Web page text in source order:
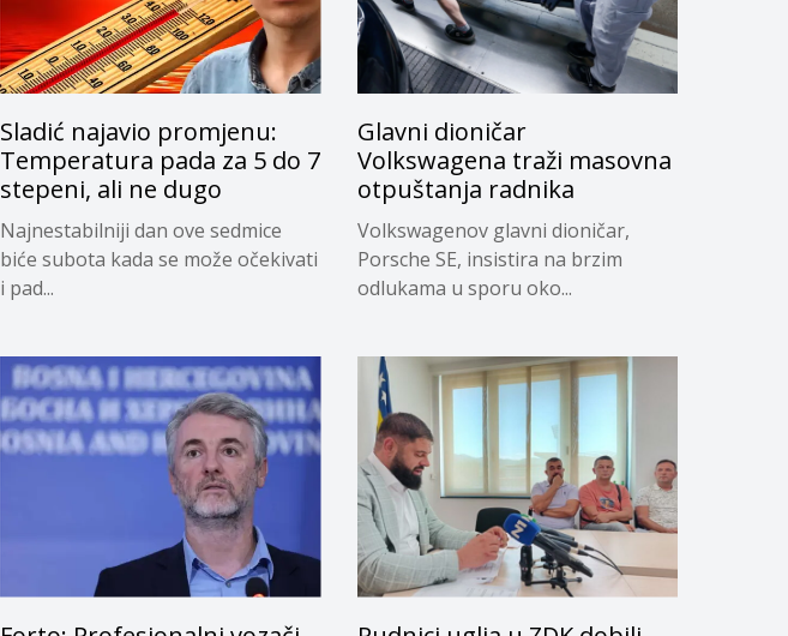
Sladić najavio promjenu:
Temperatura pada za 5 do 7
stepeni, ali ne dugo
Najnestabilniji dan ove sedmice
biće subota kada se može očekivati
i pad...
Glavni dioničar
Volkswagena traži masovna
otpuštanja radnika
Volkswagenov glavni dioničar,
Porsche SE, insistira na brzim
odlukama u sporu oko...